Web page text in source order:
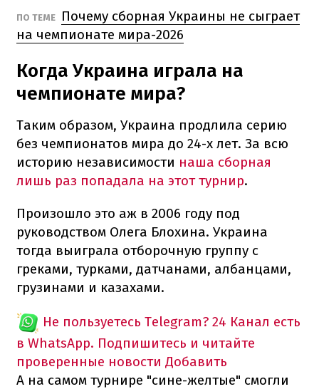
ПО ТЕМЕ
Почему сборная Украины не сыграет
на чемпионате мира-2026
Когда Украина играла на
чемпионате мира?
Таким образом, Украина продлила серию
без чемпионатов мира до 24-х лет. За всю
историю независимости наша сборная
лишь раз попадала на этот турнир.
Произошло это аж в 2006 году под
руководством Олега Блохина. Украина
тогда выиграла отборочную группу с
греками, турками, датчанами, албанцами,
грузинами и казахами.
Не пользуетесь Telegram? 24 Канал есть
в WhatsApp. Подпишитесь и читайте
проверенные новости Добавить
А на самом турнире "сине-желтые" смогли